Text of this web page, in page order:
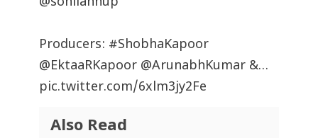
Producers: #ShobhaKapoor
@EktaaRKapoor @ArunabhKumar &…
pic.twitter.com/6xlm3jy2Fe
Also Read